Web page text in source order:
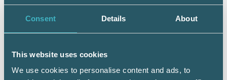
Consent Details About
This website uses cookies
We use cookies to personalise content and ads, to
tjänstepensioner och andra tillgångar samt
olika familjerättsliga frågor är detta i princip
en skattepliktig förmån, konstaterar